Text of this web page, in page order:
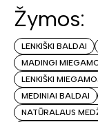
Žymos:
LENKIŠKI BALDAI
MADINGI
LENKIŠKI
MEDINIAI BALDAI
NATŪRALAUS